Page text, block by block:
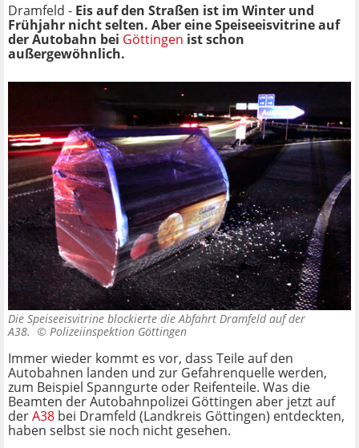
Dramfeld - Eis auf den Straßen ist im Winter und
Frühjahr nicht selten. Aber eine Speiseeisvitrine auf
der Autobahn bei Göttingen ist schon
außergewöhnlich.
Die Speiseeisvitrine blockierte die Abfahrt Dramfeld auf der
A38. © Polizeiinspektion Göttingen
Immer wieder kommt es vor, dass Teile auf den
Autobahnen landen und zur Gefahrenquelle werden,
zum Beispiel Spanngurte oder Reifenteile. Was die
Beamten der Autobahnpolizei Göttingen aber jetzt auf
derA38 bei Dramfeld (Landkreis Göttingen) entdeckten,
haben selbst sie noch nicht gesehen.